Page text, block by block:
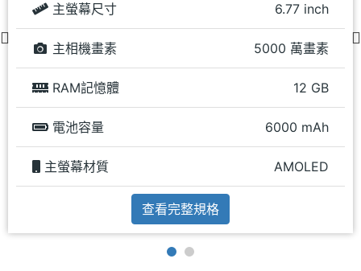
主螢幕尺寸 6.77 inch
主相機畫素 5000 萬畫素
RAM記憶體 12 GB
電池容量 6000 mAh
主螢幕材質 AMOLED
查看完整規格